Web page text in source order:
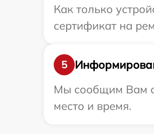
Как только
сертификат на
5
Мы сообщим Вам о
место и время.